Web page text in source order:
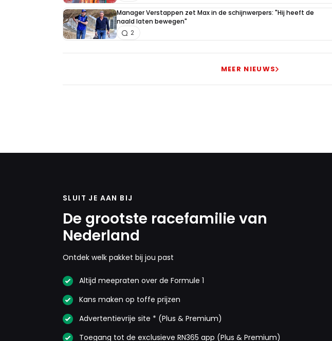
Manager Verstappen zet Max in de schijnwerpers: "Hij heeft de
naald laten bewegen"
2
MEER NIEUWS
SLUIT JE AAN BIJ
De grootste racefamilie van
Nederland
Ontdek welk pakket bij jou past
Altijd meepraten over de Formule 1
Kans maken op toffe prijzen
Advertentievrije site * (Plus & Premium)
Toegang tot de exclusieve RN365 app (Plus & Premium)